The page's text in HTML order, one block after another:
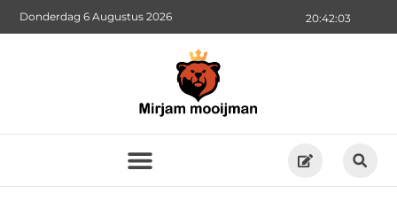
20:42:04
Donderdag 6 Augustus 2026